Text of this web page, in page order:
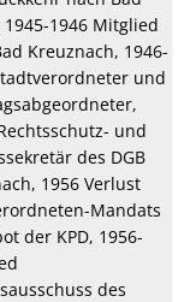
1946 Mitglied
Kreuznach, 1946-
und
und
des DGB
1956 Verlust
Mandats
der KPD, 1956-
des